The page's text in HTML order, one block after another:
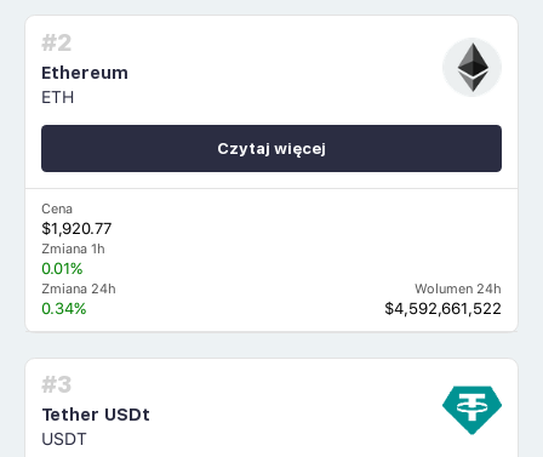
#2
Ethereum
ETH
Cena
$1,920.77
Zmiana 1h
0.01%
Zmiana 24h
0.34%
Wolumen 24h
$4,592,661,522
Czytaj więcej
#3
Tether USDt
USDT